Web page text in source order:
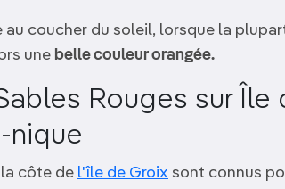
au coucher du soleil, lorsque la
une belle couleur orangée.
Rouges sur Île
nique
côte de l'île de Groix sont connus